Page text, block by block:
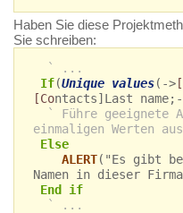
Haben Sie diese
Sie schreiben:
` ...
If(Unique values(->
[Contacts]Last
` Führe geeignete
einmaligen Werten
Else
ALERT("Es gibt
Namen in dieser
End if
` ...